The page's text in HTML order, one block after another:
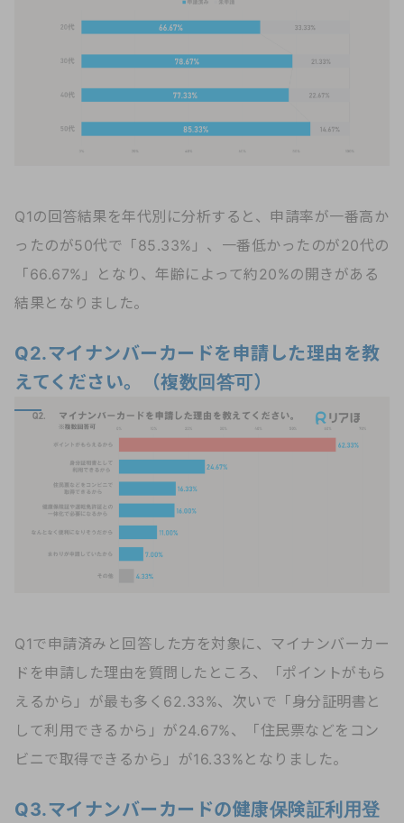
Q1の回答結果を年代別に分析すると、申請率が一番高か
ったのが50代で「85.33%」、一番低かったのが20代の
「66.67%」となり、年齢によって約20%の開きがある
結果となりました。
Q2.マイナンバーカードを申請した理由を教
えてください。（複数回答可）
Q1で申請済みと回答した方を対象に、マイナンバーカー
ドを申請した理由を質問したところ、「ポイントがもら
えるから」が最も多く62.33%、次いで「身分証明書と
して利用できるから」が24.67%、「住民票などをコン
ビニで取得できるから」が16.33%となりました。
Q3.マイナンバーカードの健康保険証利用登